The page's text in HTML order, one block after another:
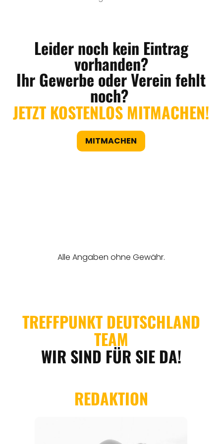
Leider noch kein Eintrag
vorhanden?
Ihr Gewerbe oder Verein fehlt
noch?
JETZT KOSTENLOS MITMACHEN!
MITMACHEN